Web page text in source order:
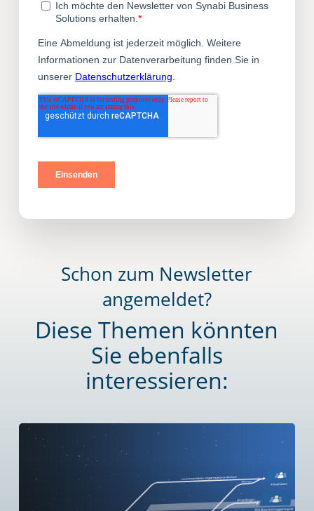
Schon zum Newsletter
angemeldet?
Diese Themen könnten
Sie ebenfalls
interessieren:
Learn